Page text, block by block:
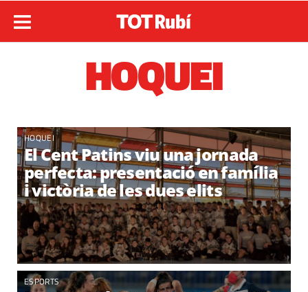
HOQUEI
HOQUEI
El Cent Patins viu una jornada
perfecta: presentació en família
i victòria de les dues elits
ESPORTS